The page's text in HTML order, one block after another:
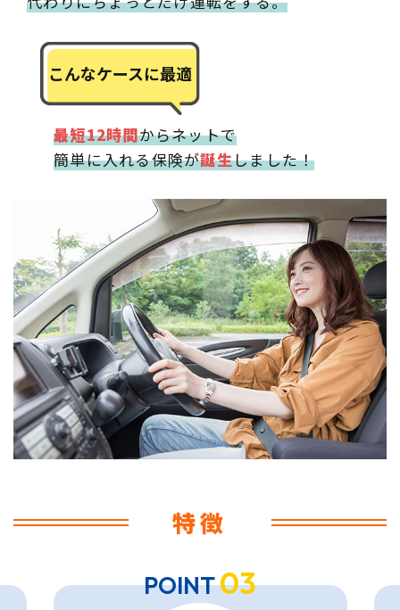
こんなケースに最適
最短12時間からネットで
​​​​​​​簡単に入れる保険が誕生しました！
特徴
POINT03